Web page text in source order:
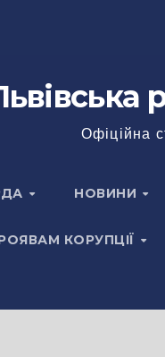
Офіційна
НОВИНИ
КОРУПЦІЇ